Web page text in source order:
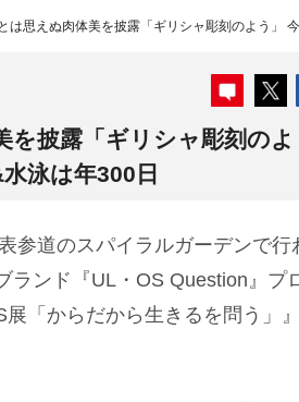
は思えぬ肉体美を披露「ギリシャ彫刻のよう」
を披露「ギリシャ彫刻のよ
泳は年300日
参道のスパイラルガーデンで行
ランド『UL・OS Question』プ
「からだから生きるを問う」